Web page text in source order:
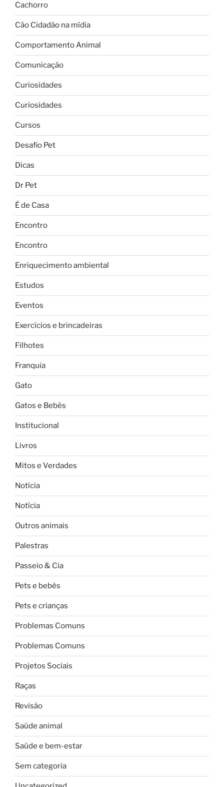
Cachorro
Cão Cidadão na mídia
Comportamento Animal
Comunicação
Curiosidades
Curiosidades
Cursos
Desafio Pet
Dicas
Dr Pet
É de Casa
Encontro
Encontro
Enriquecimento ambiental
Estudos
Eventos
Exercícios e brincadeiras
Filhotes
Franquia
Gato
Gatos e Bebês
Institucional
Livros
Mitos e Verdades
Notícia
Notícia
Outros animais
Palestras
Passeio & Cia
Pets e bebês
Pets e crianças
Problemas Comuns
Problemas Comuns
Projetos Sociais
Raças
Revisão
Saúde animal
Saúde e bem-estar
Sem categoria